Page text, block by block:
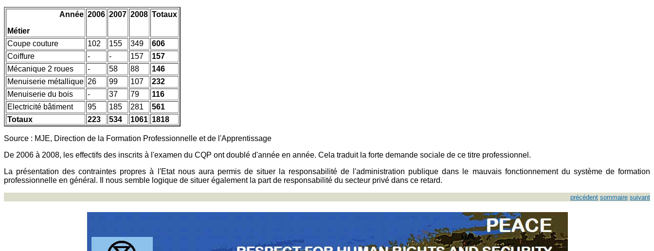
Année
Métier
2006 2007 2008 Totaux
Coupe couture 102 155 349
606
Coiffure
- - 157
157
Mécanique 2 roues
- 58 88
146
Menuiserie métallique 26 99 107
232
Menuiserie du bois
- 37 79
116
Electricité bâtiment
95 185 281
561
Totaux
223 534 1061 1818
Source : MJE, Direction de la Formation Professionnelle et de l'Apprentissage
De 2006 à 2008, les effectifs des inscrits à l'examen du CQP ont doublé d'année en année. Cela traduit la forte demande sociale de ce titre professionnel.
La présentation des contraintes propres à l'Etat nous aura permis de situer la responsabilité de l'administration publique dans le mauvais fonctionnement du système de formation
professionnelle en général. Il nous semble logique de situer également la part de responsabilité du secteur privé dans ce retard.
précédent sommaire suivant